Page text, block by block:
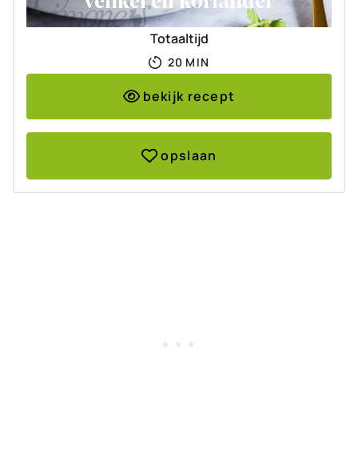
Totaaltijd
20 MINUTEN
MIN
bekijk recept
opslaan